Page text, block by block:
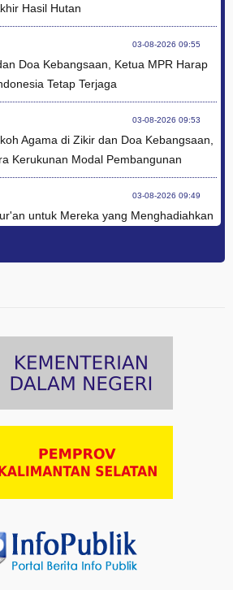
Hasil Hutan
03-08-2026 09:55
Doa Kebangsaan, Ketua MPR Harap
Tetap Terjaga
03-08-2026 09:53
Agama di Zikir dan Doa Kebangsaan,
Kerukunan Modal Pembangunan
03-08-2026 09:49
untuk Mereka yang Menghadiahkan
Doa Kebangsaan Umat Kristen
yang Menyatukan Harapan untuk
Doa Kebangsaan, Tio Menemukan
01-08-2026 18:00
di Monas
31-07-2026 16:04